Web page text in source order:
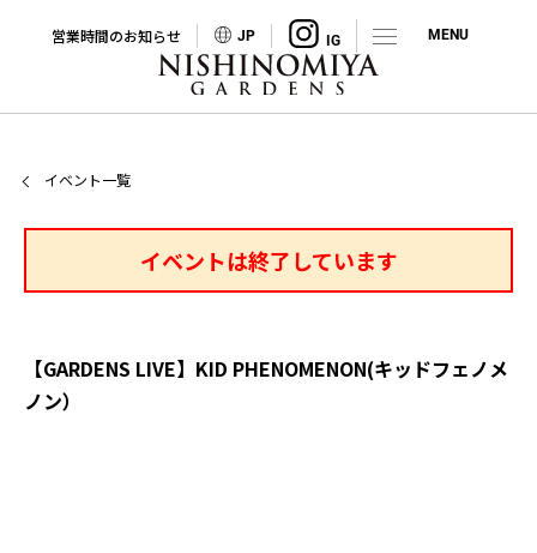
営業時間のお知らせ JP
イベント一覧
イベントは終了しています
【GARDENS LIVE】KID PHENOMENON(キッドフェノメ
ノン）